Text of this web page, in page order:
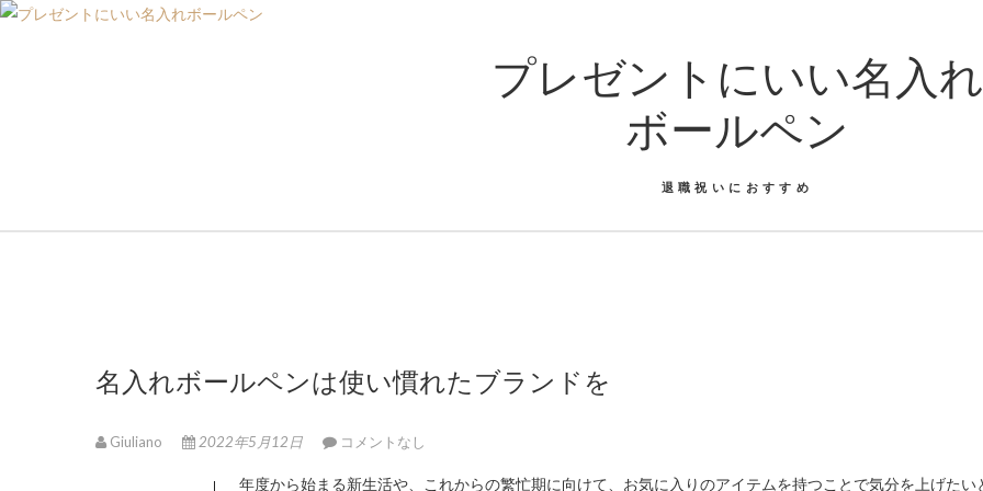
プレゼントにいい名入れ
ボールペン
退職祝いにおすすめ
名入れボールペンは使い慣れたブランドを
Giuliano 2022年5月12日 コメントなし